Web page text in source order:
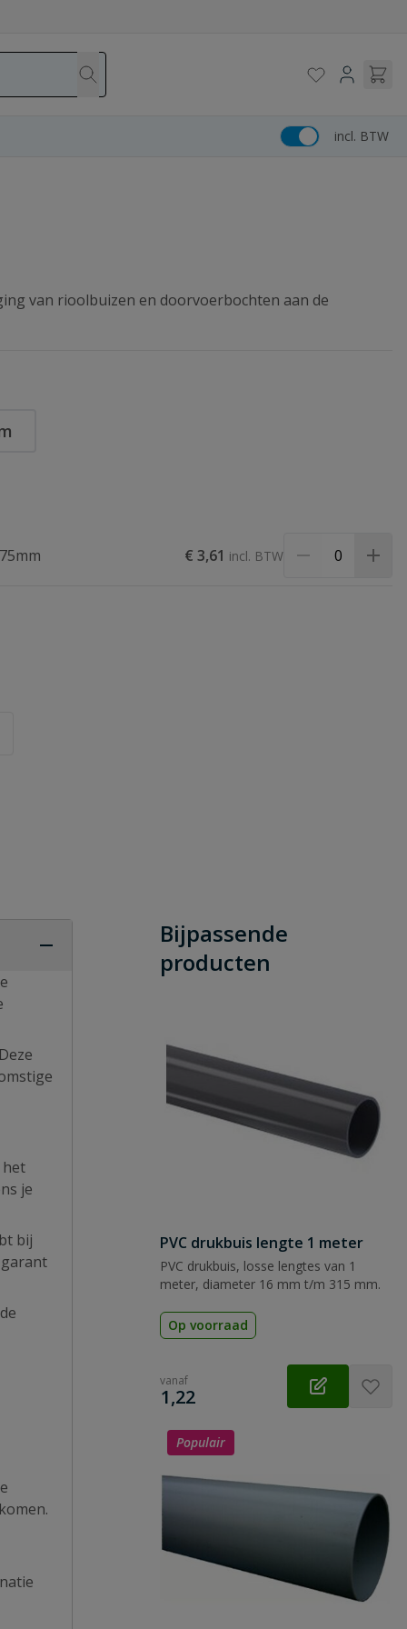
incl. BTW
van rioolbuizen en doorvoerbochten aan de
€ 3,61
het
je
bij
Bijpassende
producten
PVC drukbuis lengte 1 meter
PVC drukbuis, losse lengtes van 1
meter, diameter 16 mm t/m 315 mm.
Op voorraad
vanaf
€
1,22
Populair